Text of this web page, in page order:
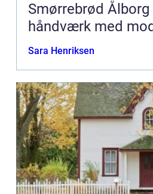
Smørrebrød Ålborg klassisk
håndværk med
Sara Henriksen